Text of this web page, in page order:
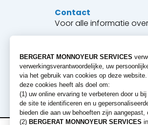
Industrie
Mijnbouw
Wegen en overige netwerken
Contact
Voor alle informatie